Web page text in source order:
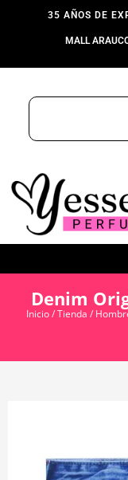
35 AÑOS DE
MALL
Denim
Inicio/Tienda /